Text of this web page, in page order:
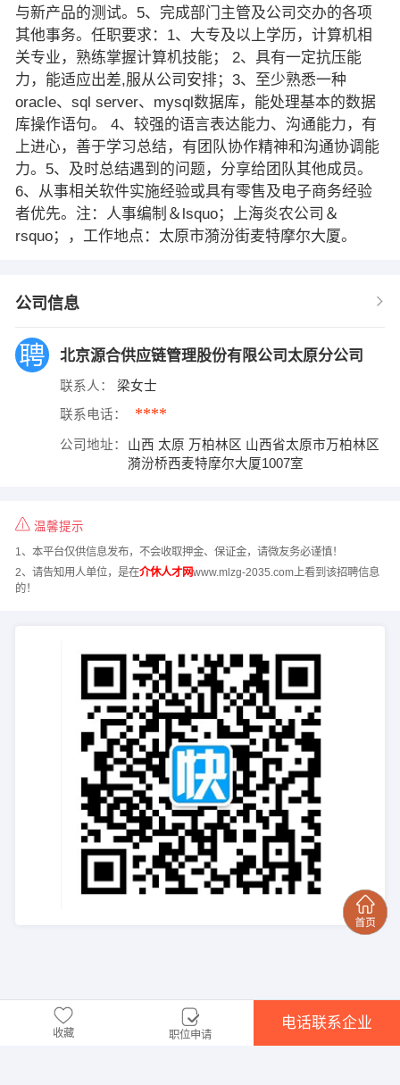
与新产品的测试。5、完成部门主管及公司交办的各项
其他事务。任职要求：1、大专及以上学历，计算机相
关专业，熟练掌握计算机技能； 2、具有一定抗压能
力，能适应出差,服从公司安排；3、至少熟悉一种
oracle、sql server、mysql数据库，能处理基本的数据
库操作语句。 4、较强的语言表达能力、沟通能力，有
上进心，善于学习总结，有团队协作精神和沟通协调能
力。5、及时总结遇到的问题，分享给团队其他成员。
6、从事相关软件实施经验或具有零售及电子商务经验
者优先。注：人事编制＆lsquo；上海炎农公司＆
rsquo；，工作地点：太原市漪汾街麦特摩尔大厦。
公司信息
北京源合供应链管理股份有限公司太原分公司
联系人： 梁女士
联系电话： ****
公司地址：
山西 太原 万柏林区 山西省太原市万柏林区
漪汾桥西麦特摩尔大厦1007室
温馨提示
1、本平台仅供信息发布，不会收取押金、保证金，请微友务必谨慎！
2、请告知用人单位，是在介休人才网www.mlzg-2035.com上看到该招聘信息
的！
收藏 职位申请
电话联系企业